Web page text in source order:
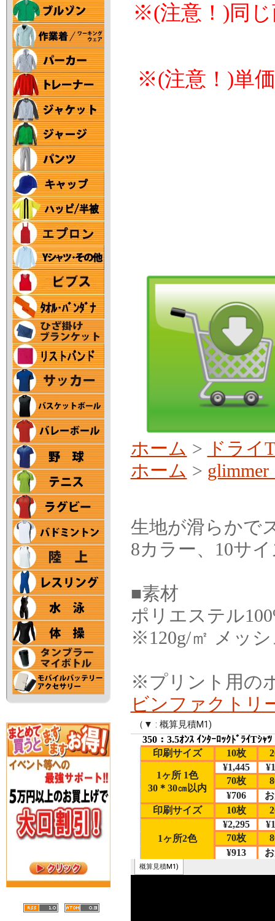
※(注意！)同
※(注意！)単
ホーム > ドライ
ホーム >
生地が滑らかで
8カラー、10サ
■素材
ポリエステル
※120g/㎡ メッシ
※プリント用の
ビンファクトリ